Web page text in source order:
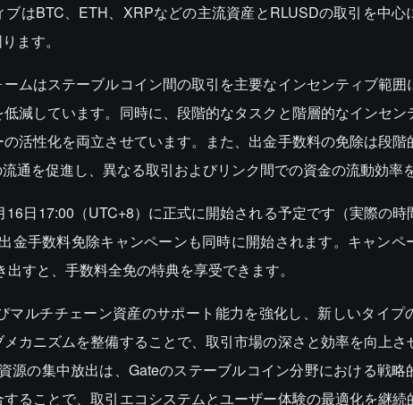
はBTC、ETH、XRPなどの主流資産とRLUSDの取引を中心
ます。
ムはステーブルコイン間の取引を主要なインセンティブ範囲
減しています。同時に、段階的なタスクと階層的なインセン
活性化を両立させています。また、出金手数料の免除は段階
通を促進し、異なる取引およびリンク間での資金の流動効率
日17:00（UTC+8）に正式に開始される予定です（実際の
金手数料免除キャンペーンも同時に開始されます。キャンペ
すと、手数料全免の特典を享受できます。
マルチチェーン資産のサポート能力を強化し、新しいタイプ
カニズムを整備することで、取引市場の深さと効率を向上さ
源の集中放出は、Gateのステーブルコイン分野における戦略
ることで、取引エコシステムとユーザー体験の最適化を継続